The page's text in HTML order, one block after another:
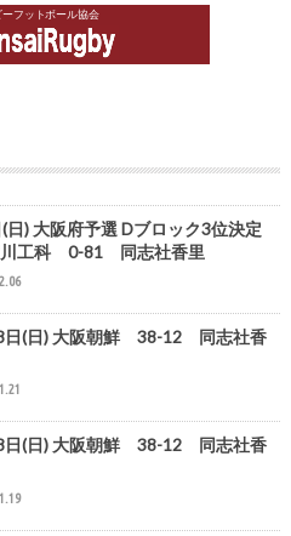
ーフットボール協会
日) 大阪府予選 Dブロック3位決定
工科 0-81 同志社香里
日(日) 大阪朝鮮 38-12 同志社香
日(日) 大阪朝鮮 38-12 同志社香